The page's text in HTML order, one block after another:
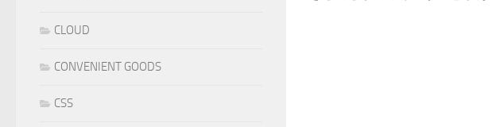
CLOUD
CONVENIENT GOODS
CSS